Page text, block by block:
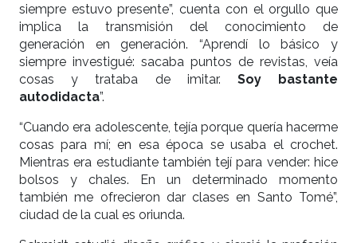
siempre estuvo presente”, cuenta con el orgullo que
implica la transmisión del conocimiento de
generación en generación. “Aprendí lo básico y
siempre investigué: sacaba puntos de revistas, veía
cosas y trataba de imitar. Soy bastante
autodidacta”.
“Cuando era adolescente, tejía porque quería hacerme
cosas para mí; en esa época se usaba el crochet.
Mientras era estudiante también tejí para vender: hice
bolsos y chales. En un determinado momento
también me ofrecieron dar clases en Santo Tomé”,
ciudad de la cual es oriunda.